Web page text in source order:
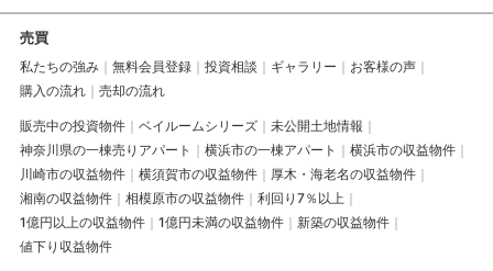
売買
私たちの強み 無料会員登録 投資相談 ギャラリー
お客様の声
購入の流れ
売却の流れ
販売中の投資物件 ベイルームシリーズ
未公開土地情報
神奈川県の一棟売りアパート
横浜市の一棟アパート
横浜市の収益物件
川崎市の収益物件
横須賀市の収益物件
厚木・海老名の収益物件
湘南の収益物件
相模原市の収益物件
利回り7％以上
1億円以上の収益物件
1億円未満の収益物件
新築の収益物件
値下り収益物件